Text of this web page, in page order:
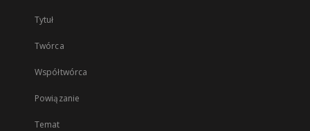
Tytuł
Twórca
Współtwórca
Powiązanie
Temat